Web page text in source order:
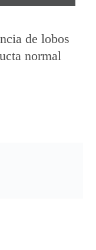
de lobos
normal